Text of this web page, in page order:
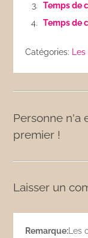
Temps de
Temps de
Catégories:
Personne n'a
premier !
Laisser un
Remarque: